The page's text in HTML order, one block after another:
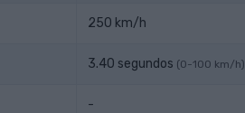
250 km/h
3.40 segundos (0-100 km/h)
-